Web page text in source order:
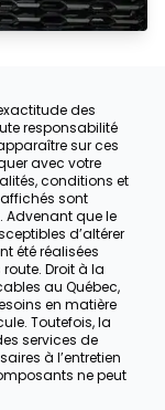
des
responsabilité
sur ces
avec votre
conditions et
sont
Advenant que le
d’altérer
été réalisées
Droit à la
au Québec,
en matière
Toutefois, la
services de
à l’entretien
ne peut